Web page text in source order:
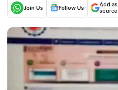
Join Us
Follow Us
Add